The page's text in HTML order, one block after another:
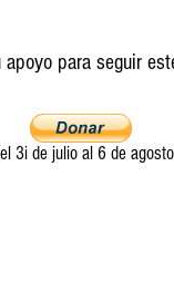
apoyo para seguir
3i de julio al 6 de